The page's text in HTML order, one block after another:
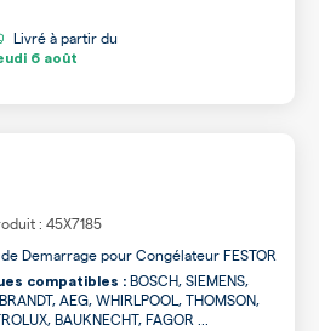
Livré à partir du
6 août
: 45X7185
Demarrage pour Congélateur FESTOR
compatibles : BOSCH, SIEMENS,
AEG, WHIRLPOOL, THOMSON,
BAUKNECHT, FAGOR ...